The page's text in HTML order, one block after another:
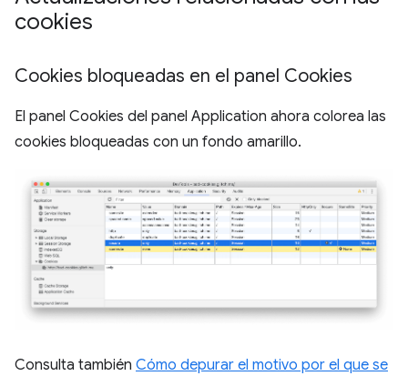
cookies
Cookies bloqueadas en el panel Cookies
El panel Cookies del panel Application ahora colorea las
cookies bloqueadas con un fondo amarillo.
Consulta también Cómo depurar el motivo por el que se